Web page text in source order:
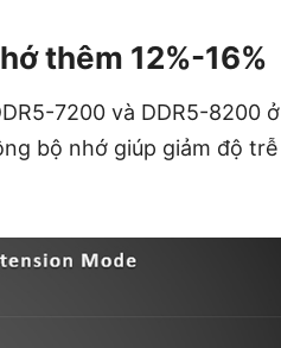
thêm 12%-16%
7200 và DDR5-8200 ở
bộ nhớ giúp giảm độ trễ